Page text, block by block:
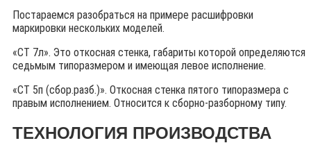
Постараемся разобраться на примере расшифровки
маркировки нескольких моделей.
«СТ 7л». Это откосная стенка, габариты которой определяются
седьмым типоразмером и имеющая левое исполнение.
«СТ 5п (сбор.разб.)». Откосная стенка пятого типоразмера с
правым исполнением. Относится к сборно-разборному типу.
ТЕХНОЛОГИЯ ПРОИЗВОДСТВА